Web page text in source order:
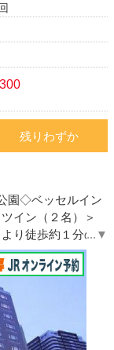
残りわずか
園◇ベッセルイン
イン（２名）＞
り徒歩約１分の駅